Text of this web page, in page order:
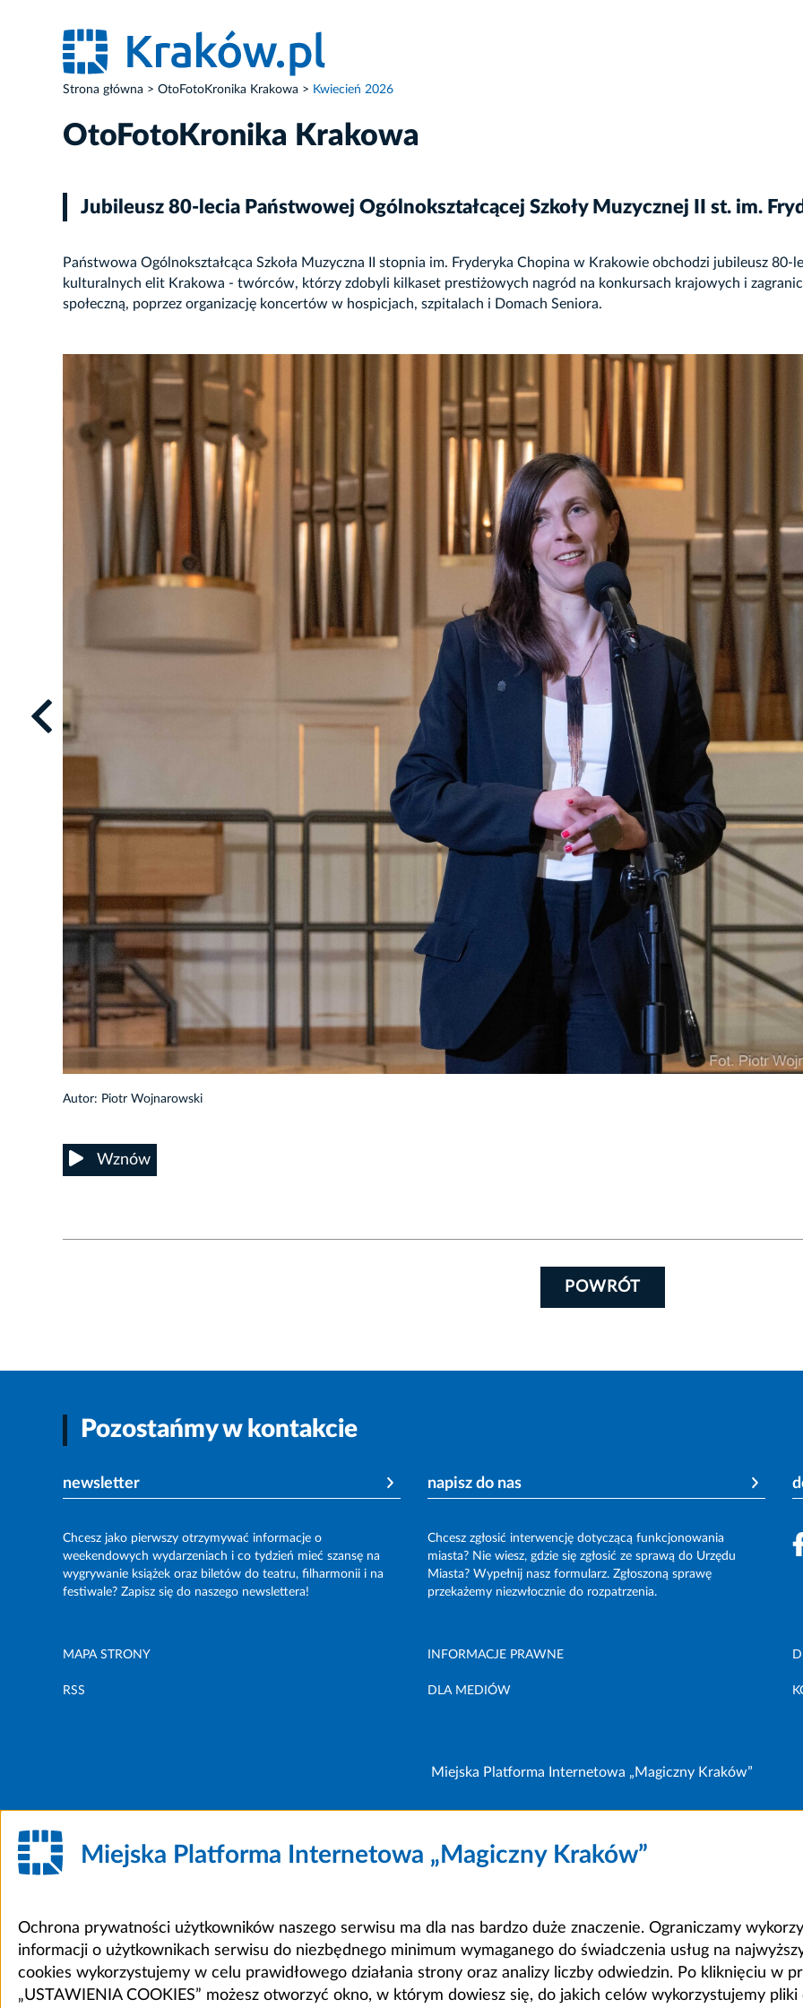
Strona główna OtoFotoKronika Krakowa Kwiecień 2026
OtoFotoKronika Krakowa
Jubileusz 80-lecia Państwowej Ogólnokształcącej Szkoły Muzycznej II st. im.
Państwowa Ogólnokształcąca Szkoła Muzyczna II stopnia im. Fryderyka Chopina w Krakowie obchodzi jubileusz 80-
kulturalnych elit Krakowa - twórców, którzy zdobyli kilkaset prestiżowych nagród na konkursach krajowych i
społeczną, poprzez organizację koncertów w hospicjach, szpitalach i Domach Seniora.
Autor: Piotr Wojnarowski
Wznów
POWRÓT
Pozostańmy w kontakcie
newsletter
Chcesz jako pierwszy otrzymywać informacje o
weekendowych wydarzeniach i co tydzień mieć szansę na
wygrywanie książek oraz biletów do teatru, filharmonii i na
festiwale? Zapisz się do naszego newslettera!
napisz do nas
Chcesz zgłosić interwencję dotyczącą funkcjonowania
miasta? Nie wiesz, gdzie się zgłosić ze sprawą do Urzędu
Miasta? Wypełnij nasz formularz. Zgłoszoną sprawę
przekażemy niezwłocznie do rozpatrzenia.
MAPA STRONY INFORMACJE PRAWNE
RSS DLA MEDIÓW
Miejska Platforma Internetowa „Magiczny Kraków”
Miejska Platforma Internetowa „Magiczny Kraków”
Ochrona prywatności użytkowników naszego serwisu ma dla nas bardzo duże znaczenie. Ograniczamy
informacji o użytkownikach serwisu do niezbędnego minimum wymaganego do świadczenia usług na
cookies wykorzystujemy w celu prawidłowego działania strony oraz analizy liczby odwiedzin. Po kliknięciu w
„USTAWIENIA COOKIES” możesz otworzyć okno, w którym dowiesz się, do jakich celów wykorzystujemy pliki